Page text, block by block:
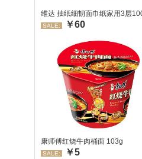
维达 抽纸细韧面巾纸家用3层
SALE: ￥60
康师傅红烧牛肉桶面 103g
SALE: ￥5